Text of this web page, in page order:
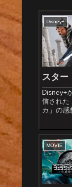
Disney+
スター
Disney+
信された
カ」の感
ーズ/ク
登場し、
ン・ウォ
じめとし
MOVIE